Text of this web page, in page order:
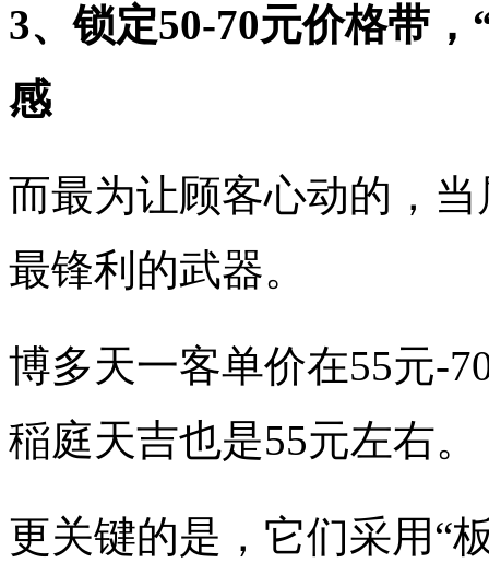
3、锁定50-70元价格带
感
而最为让顾客心动的，
最锋利的武器。
博多天一客单价在55元-
稲庭天吉也是55元左右。
更关键的是，它们采用“